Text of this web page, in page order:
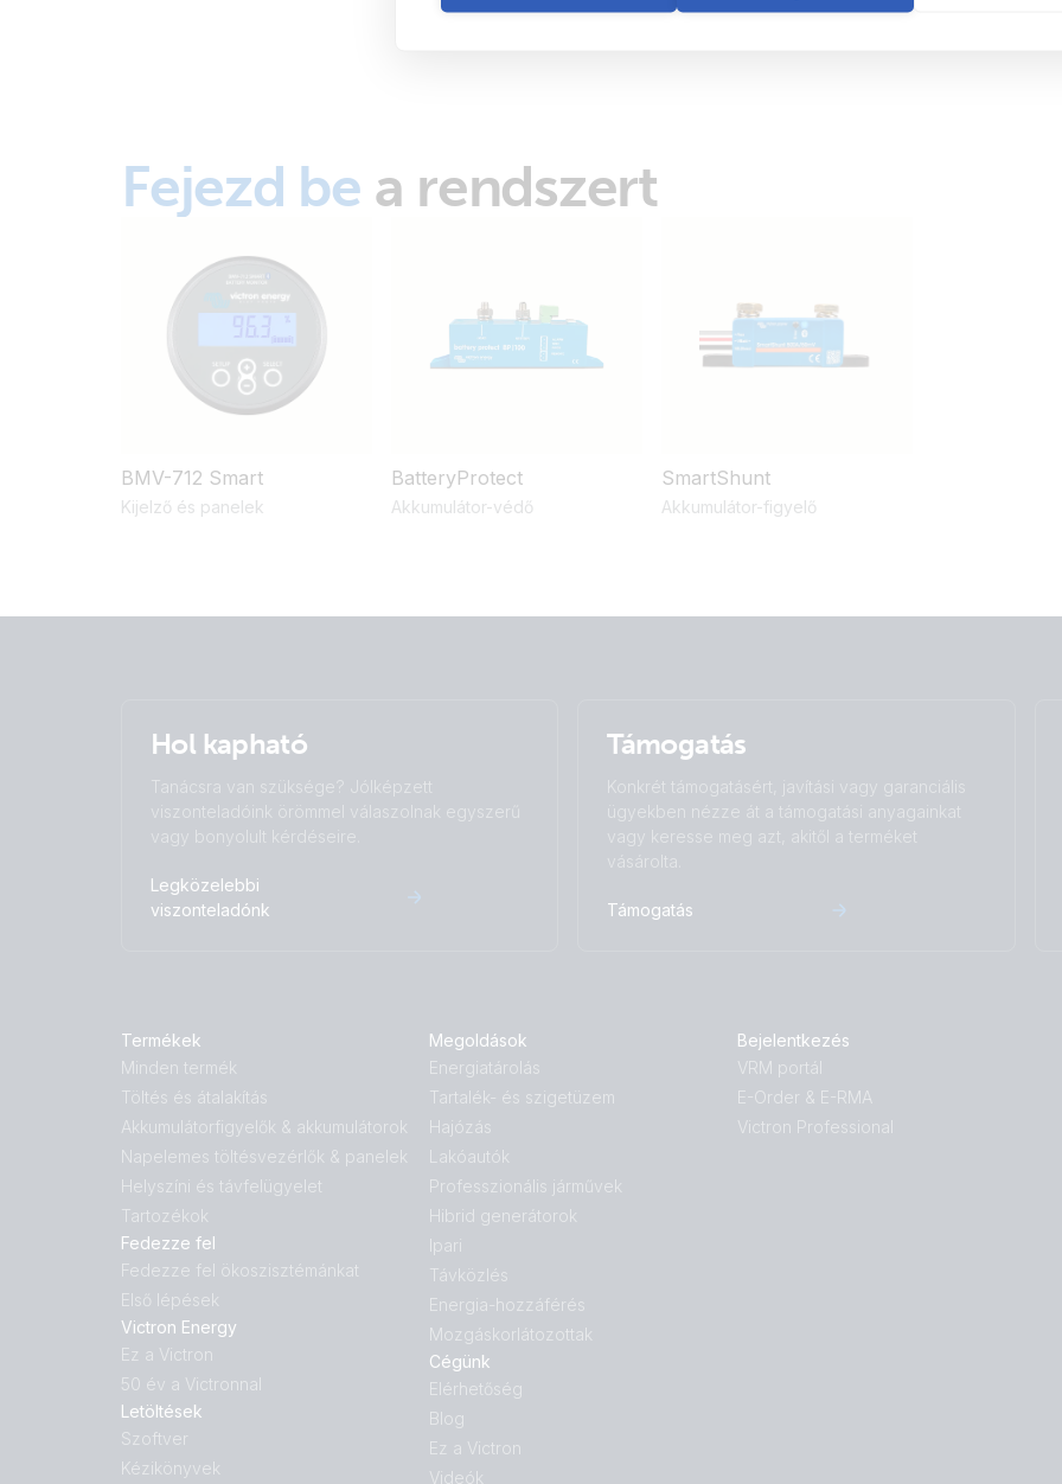
Fejezd be a rendszert
BMV-712 Smart
Kijelző és panelek
BatteryProtect
Akkumulátor-védő
SmartShunt
Akkumulátor-figyelő
Hol kapható
Tanácsra van szüksége? Jólképzett
viszonteladóink örömmel válaszolnak egyszerű
vagy bonyolult kérdéseire.
Legközelebbi
viszonteladónk
Támogatás
Konkrét támogatásért, javítási vagy garanciális
ügyekben nézze át a támogatási anyagainkat
vagy keresse meg azt, akitől a terméket
vásárolta.
Támogatás
Termékek
Minden termék
Töltés és átalakítás
Akkumulátorfigyelők & akkumulátorok
Napelemes töltésvezérlők & panelek
Helyszíni és távfelügyelet
Tartozékok
Fedezze fel
Fedezze fel ökoszisztémánkat
Első lépések
Victron Energy
Ez a Victron
50 év a Victronnal
Letöltések
Szoftver
Kézikönyvek
Megoldások
Energiatárolás
Tartalék- és szigetüzem
Hajózás
Lakóautók
Professzionális járművek
Hibrid generátorok
Ipari
Távközlés
Energia-hozzáférés
Mozgáskorlátozottak
Cégünk
Elérhetőség
Blog
Ez a Victron
Videók
Bejelentkezés
VRM portál
E-Order & E-RMA
Victron Professional